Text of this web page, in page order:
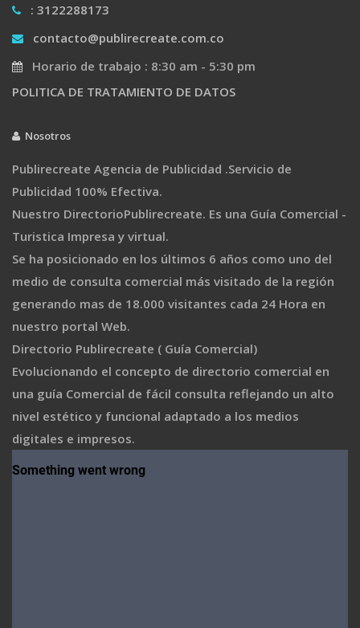
: 3122288173
contacto@publirecreate.com.co
Horario de trabajo : 8:30 am - 5:30 pm
POLITICA DE TRATAMIENTO DE DATOS
Nosotros
Publirecreate Agencia de Publicidad .Servicio de
Publicidad 100% Efectiva.
Nuestro DirectorioPublirecreate. Es una Guía Comercial -
Turistica Impresa y virtual.
Se ha posicionado en los últimos 6 años como uno del
medio de consulta comercial más visitado de la región
generando mas de 18.000 visitantes cada 24 Hora en
nuestro portal Web.
Directorio Publirecreate ( Guía Comercial)
Evolucionando el concepto de directorio comercial en
una guía Comercial de fácil consulta reflejando un alto
nivel estético y funcional adaptado a los medios
digitales e impresos.